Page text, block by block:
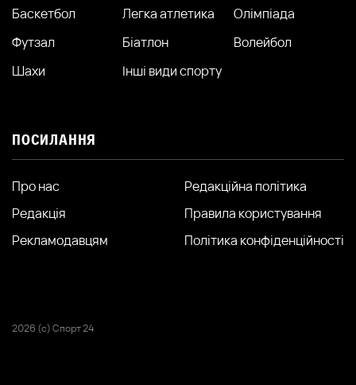
Баскетбол
Легка атлетика
Олімпіада
Футзал
Біатлон
Волейбол
Шахи
Інші види спорту
ПОСИЛАННЯ
Про нас
Редакція
Рекламодавцям
Редакційна політика
Правила користування
Політика конфіденційності
2026 (с) Спорт 24